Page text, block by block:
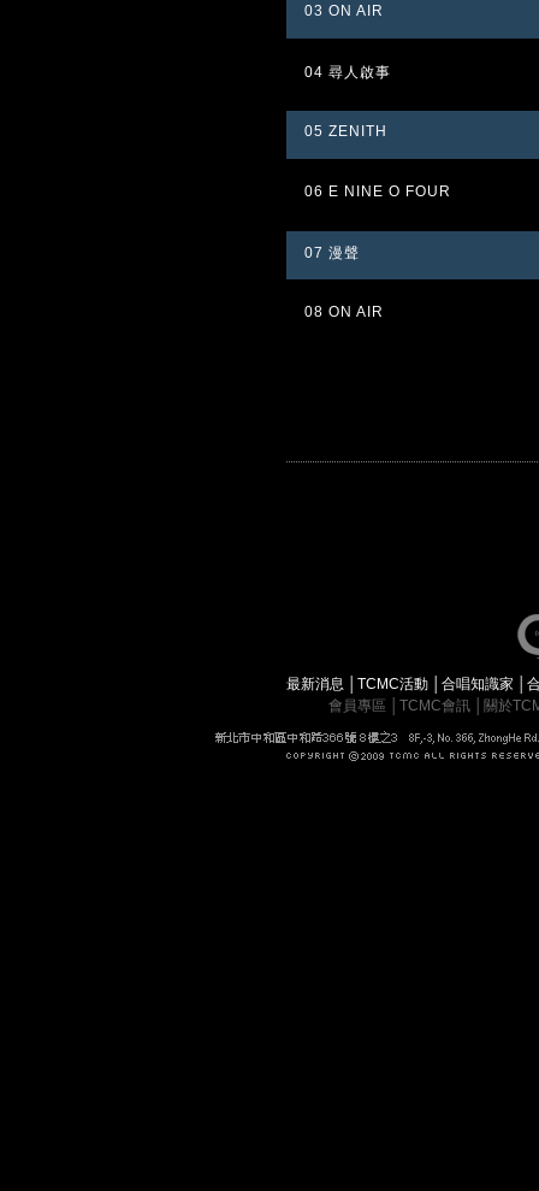
03 ON AIR
04 尋人啟事
05 ZENITH
06 E NINE O FOUR
07 漫聲
08 ON AIR
最新消息 │TCMC活動 │合唱知識家 │
會員專區
TCMC會訊 關於